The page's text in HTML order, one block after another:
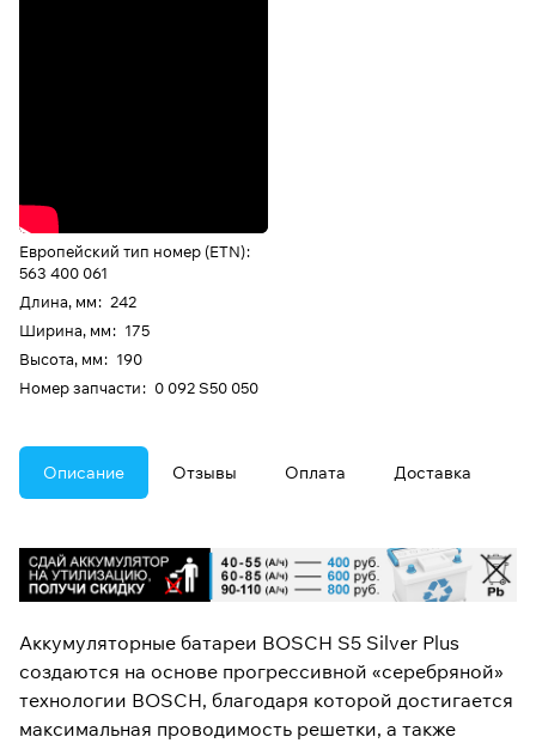
Европейский тип номер (ETN):
563 400 061
Длина, мм: 242
Ширина, мм: 175
Высота, мм: 190
Номер запчасти: 0 092 S50 050
Описание Отзывы Оплата Доставка
Аккумуляторные батареи BOSCH S5 Silver Plus
создаются на основе прогрессивной «серебряной»
технологии BOSCH, благодаря которой достигается
максимальная проводимость решетки, а также